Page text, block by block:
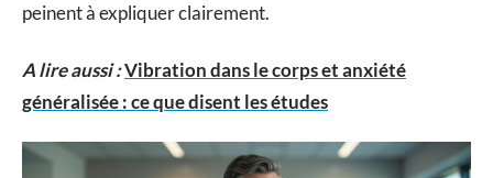
peinent à expliquer clairement.
A lire aussi :Vibration dans le corps et anxiété
généralisée : ce que disent les études